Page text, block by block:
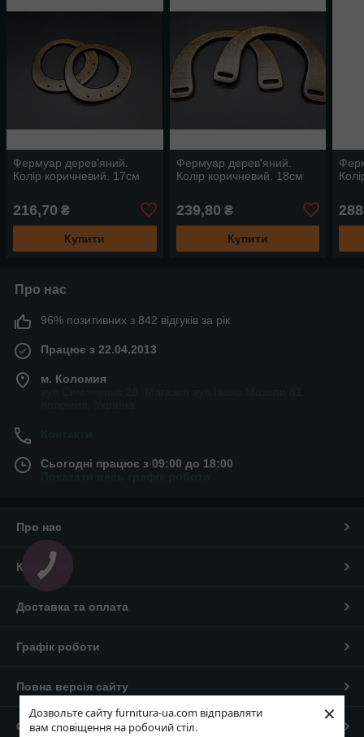
Дозвольте сайту furnitura-ua.com відправляти
вам сповіщення на робочий стіл.
×
Фермуар дерев'яний.
Колір коричневий. 17см
216,70 ₴
Купити
Фермуар дерев'яний.
Колір коричневий. 18см
239,80 ₴
Купити
288
Про нас
96% позитивних з 842 відгуків за рік
Працює з 22.04.2013
м. Коломия
Сьогодні працює з 09:00 до 18:00
Про нас
Контакти
Доставка та оплата
Графік роботи
Повна версія сайту
Сайт створено на маркетплейсі